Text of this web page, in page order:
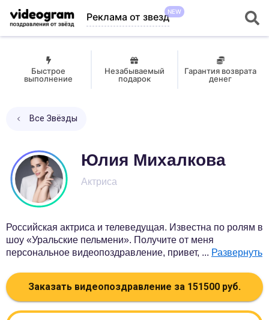
Реклама от звездNEW
Быстрое
выполнение
Незабываемый
подарок
Гарантия возврата
денег
Все Звёзды
Юлия Михалкова
Актриса
Российская актриса и телеведущая. Известна по ролям в
шоу «Уральские пельмени». Получите от меня
персональное видеопоздравление, привет, ... Развернуть
Заказать видеопоздравление за 151500 руб.